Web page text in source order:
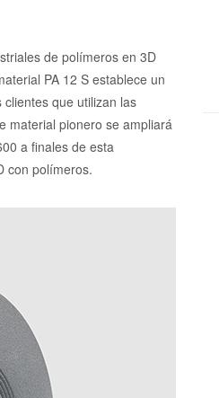
de polímeros en 3D
PA 12 S establece un
que utilizan las
material pionero se ampliará
a finales de esta
con polímeros.